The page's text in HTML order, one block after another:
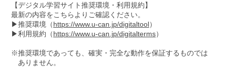
【デジタル学習サイト推奨環境・利用規約】
最新の内容をこちらよりご確認ください。
▶推奨環境（https://www.u-can.jp/digitaltool）
▶利用規約（https://www.u-can.jp/digitalterms）
推奨環境であっても、確実・完全な動作を保証するものでは
ありません。